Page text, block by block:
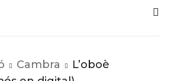
Cambra
L’oboè